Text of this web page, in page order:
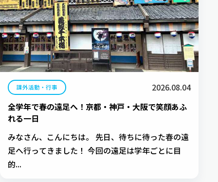
課外活動・行事
2026.08.04
全学年で春の遠足へ！京都・神戸・大阪で笑顔あふ
れる一日
みなさん、こんにちは。 先日、待ちに待った春の遠
足へ行ってきました！ 今回の遠足は学年ごとに目
的...